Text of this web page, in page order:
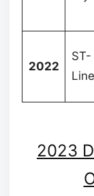
2022
ST-
Line
2023